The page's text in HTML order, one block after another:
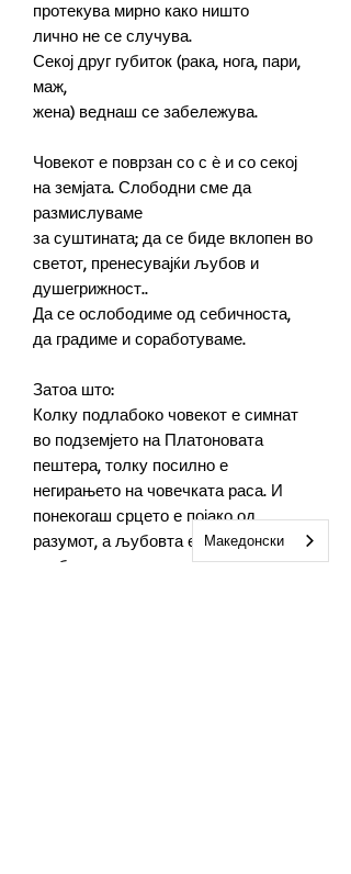
протекува мирно како ништо
лично не се случува.
Секој друг губиток (рака, нога, пари,
маж,
жена) веднаш се забележува.
Човекот е поврзан со с ѐ и со секој
на земјата. Слободни сме да
размислуваме
за суштината; да се биде вклопен во
светот, пренесувајќи љубов и
душегрижност..
Да се ослободиме од себичноста,
да градиме и соработуваме.
Затоа што:
Колку подлабоко човекот е симнат
во подземјето на Платоновата
пештера, толку посилно е
негирањето на човечката раса. И
понекогаш срцето е појако од
разумот, а љубовта е подарок за кој
треба да се потрудиме сесрдно
Македонски